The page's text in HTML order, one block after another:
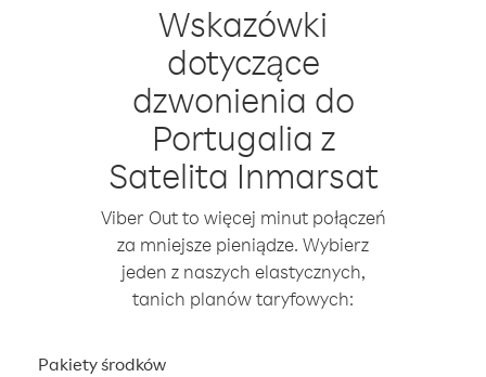
Wskazówki
dotyczące
dzwonienia do
Portugalia z
Satelita Inmarsat
Viber Out to więcej minut połączeń
za mniejsze pieniądze. Wybierz
jeden z naszych elastycznych,
tanich planów taryfowych:
Pakiety środków